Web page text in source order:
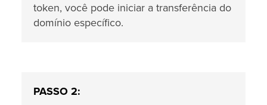
token, você pode iniciar a transferência do
domínio específico.
PASSO 2: